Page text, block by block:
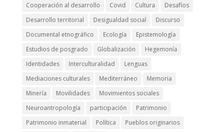
Cooperación al desarrollo
Covid Cultura
Desafíos
Desarrollo territorial
Desigualdad social
Discurso
Documental etnográfico
Ecología
Epistemología
Estudios de posgrado
Globalización
Hegemonía
Identidades
Interculturalidad
Lenguas
Mediaciones culturales
Mediterráneo
Memoria
Minería
Movilidades
Movimientos sociales
Neuroantropología
participación
Patrimonio
Patrimonio inmaterial
Política
Pueblos originarios